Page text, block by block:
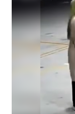
walaupun lampu
membimbangkan,
warga emas itu
selain bertindak
olah kemalangan
mengundang
menyuarakan
bawah pengaruh